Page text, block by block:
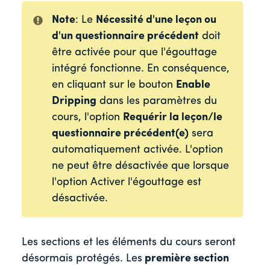
Note: Le Nécessité d'une leçon ou
d'un questionnaire précédentdoit
être activée pour que l'égouttage
intégré fonctionne. En conséquence,
en cliquant sur le bouton Enable
Dripping dans les paramètres du
cours, l'option Requérir la leçon/le
questionnaire précédent(e)sera
automatiquement activée. L'option
ne peut être désactivée que lorsque
l'option Activer l'égouttage est
désactivée.
Les sections et les éléments du cours seront
désormais protégés. Les première section